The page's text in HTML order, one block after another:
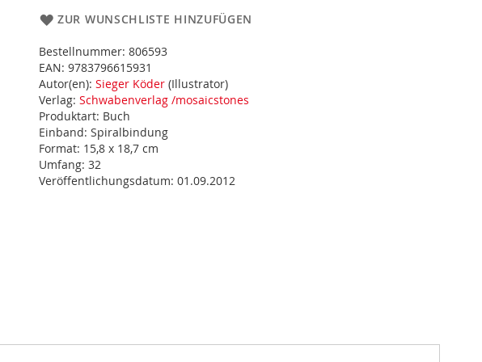
ZUR WUNSCHLISTE HINZUFÜGEN
Bestellnummer: 806593
EAN: 9783796615931
Autor(en): Sieger Köder (Illustrator)
Verlag: Schwabenverlag /mosaicstones
Produktart: Buch
Einband: Spiralbindung
Format: 15,8 x 18,7 cm
Umfang: 32
Veröffentlichungsdatum: 01.09.2012